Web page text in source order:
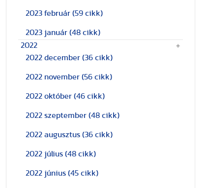
2023 február (59 cikk)
2023 január (48 cikk)
2022
2022 december (36 cikk)
2022 november (56 cikk)
2022 október (46 cikk)
2022 szeptember (48 cikk)
2022 augusztus (36 cikk)
2022 július (48 cikk)
2022 június (45 cikk)